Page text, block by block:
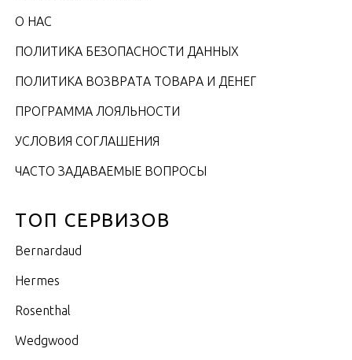
О НАС
ПОЛИТИКА БЕЗОПАСНОСТИ ДАННЫХ
ПОЛИТИКА ВОЗВРАТА ТОВАРА И ДЕНЕГ
ПРОГРАММА ЛОЯЛЬНОСТИ
УСЛОВИЯ СОГЛАШЕНИЯ
ЧАСТО ЗАДАВАЕМЫЕ ВОПРОСЫ
ТОП СЕРВИЗОВ
Bernardaud
Hermes
Rosenthal
Wedgwood